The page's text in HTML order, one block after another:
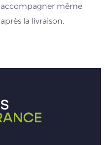
accompagner même
après la livraison.